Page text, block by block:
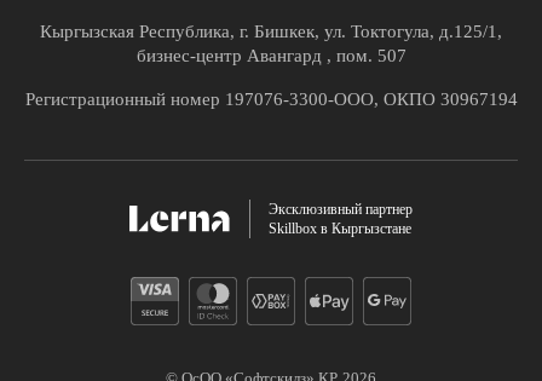
Кыргызская Республика, г. Бишкек, ул. Токтогула, д.125/1,
бизнес-центр Авангард , пом. 507
Регистрационный номер 197076-3300-ООО, ОКПО 30967194
Эксклюзивный партнер
Skillbox в Кыргызстане